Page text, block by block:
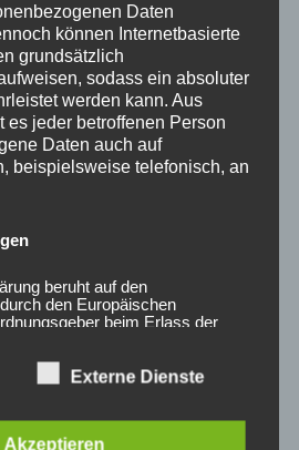
Kegelbund 60°
Schwarz
50,00€ *
Bewertet
mit
Daten
können Internetbasierte
grundsätzlich
sodass ein absoluter
werden kann. Aus
es jeder betroffenen Person
Daten auch auf
beispielsweise telefonisch, an
beruht auf den
den Europäischen
beim Erlass der
soll sowohl für
für unsere Kunden und
Externe Dienste
Akzeptieren